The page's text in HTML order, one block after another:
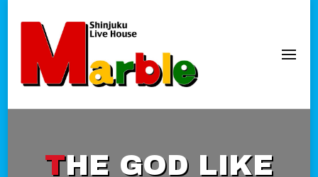
新宿Marble
official website
THE GOD LIKE